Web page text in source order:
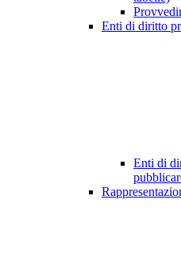
Enti di diritto
Enti di